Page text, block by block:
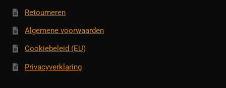
Retourneren
Algemene voorwaarden
Cookiebeleid (EU)
Privacyverklaring